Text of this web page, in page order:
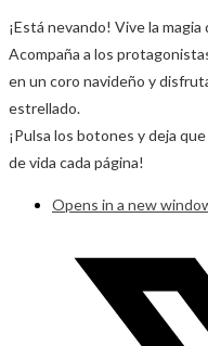
¡Está nevando! Vive la
Acompaña a los
en un coro navideño y
estrellado.
¡Pulsa los botones y deja
de vida cada página!
Opens in a new